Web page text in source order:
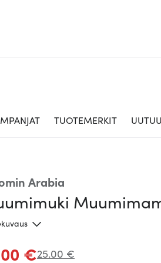
TUOTEMERKIT
Arabia
€25.00 €